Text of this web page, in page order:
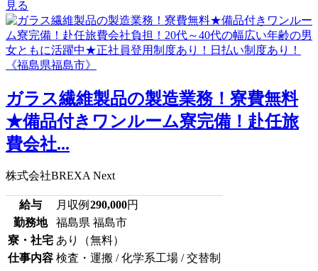
見る
ガラス繊維製品の製造業務！寮費無料
★備品付きワンルーム寮完備！赴任旅
費会社...
株式会社BREXA Next
給与 月収例 290,000円
勤務地
福島県 福島市
寮・社宅 あり（無料）
仕事内容 検査・運搬 / 化学系工場 / 交替制